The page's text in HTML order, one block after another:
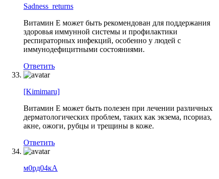
Sadness_returns
Витамин Е может быть рекомендован для поддержания
здоровья иммунной системы и профилактики
респираторных инфекций, особенно у людей с
иммунодефицитными состояниями.
Ответить
[Kimimaru]
Витамин Е может быть полезен при лечении различных
дерматологических проблем, таких как экзема, псориаз,
акне, ожоги, рубцы и трещины в коже.
Ответить
м0рд04кА